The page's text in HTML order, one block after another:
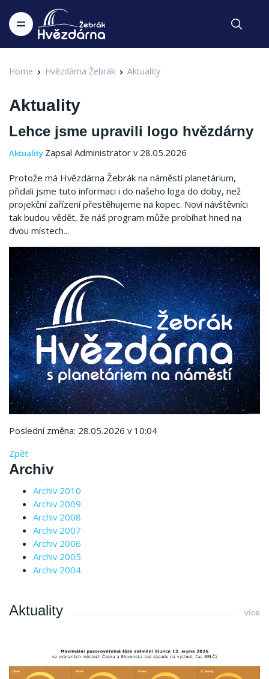
Home Hvězdárna Žebrák Aktuality
Aktuality
Lehce jsme upravili logo hvězdárny
Aktuality Zapsal Administrator v 28.05.2026
Protože má Hvězdárna Žebrák na náměstí planetárium,
přidali jsme tuto informaci i do našeho loga do doby, než
projekční zařízení přestěhujeme na kopec. Noví návštěvníci
tak budou vědět, že náš program může probíhat hned na
dvou místech...
Poslední změna: 28.05.2026 v 10:04
Zpět
Archiv
Archiv 2010
Archiv 2009
Archiv 2008
Archiv 2007
Archiv 2006
Archiv 2005
Archiv 2004
Aktuality více